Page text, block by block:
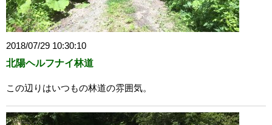
2018/07/29 10:30:10
北陽ヘルフナイ林道
この辺りはいつもの林道の雰囲気。